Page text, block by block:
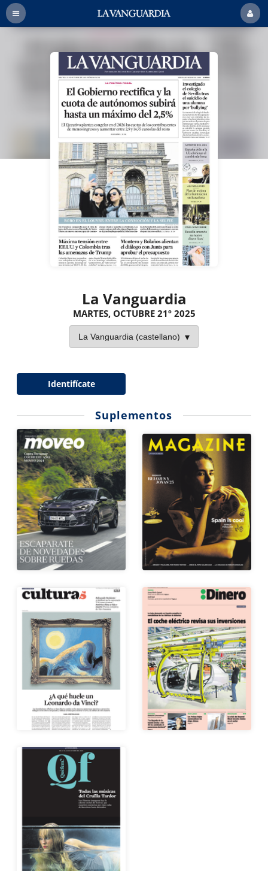
La Vanguardia
MARTES, OCTUBRE 21º 2025
Identifícate
Suplementos